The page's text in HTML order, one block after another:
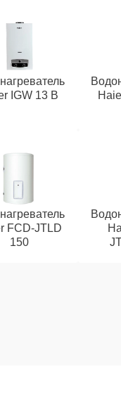
IGW 13 B
FCD-JTLD
150